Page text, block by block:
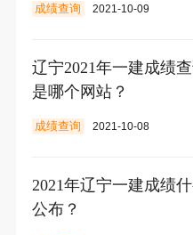
成绩查询 2021-10-09
辽宁2021年一建成绩
是哪个网站？
成绩查询 2021-10-08
2021年辽宁一建成绩
公布？